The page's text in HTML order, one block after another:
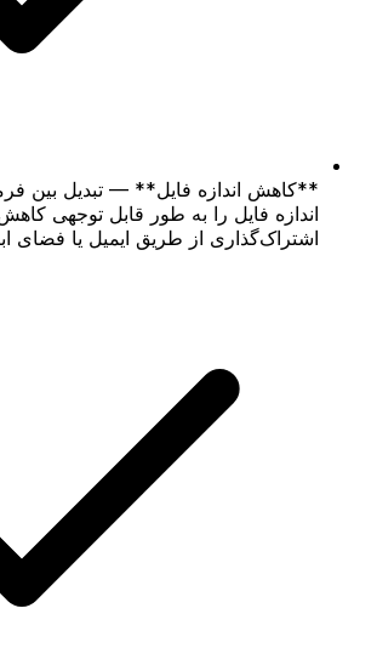
**کاهش اندازه فایل** — تبدیل بین
اندازه فایل را به طور قابل توجهی
اشتراک‌گذاری از طریق ایمیل یا فضای